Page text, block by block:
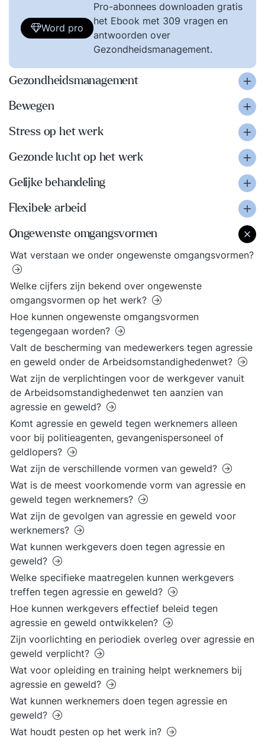
Word pro
Pro-abonnees downloaden gratis
het Ebook met 309 vragen en
antwoorden over
Gezondheidsmanagement.
Gezondheidsmanagement
Bewegen
Stress op het werk
Gezonde lucht op het werk
Gelijke behandeling
Flexibele arbeid
Ongewenste omgangsvormen
Wat verstaan we onder ongewenste omgangsvormen?
Welke cijfers zijn bekend over ongewenste
omgangsvormen op het werk?
Hoe kunnen ongewenste omgangsvormen
tegengegaan worden?
Valt de bescherming van medewerkers tegen agressie
en geweld onder de Arbeidsomstandighedenwet?
Wat zijn de verplichtingen voor de werkgever vanuit
de Arbeidsomstandighedenwet ten aanzien van
agressie en geweld?
Komt agressie en geweld tegen werknemers alleen
voor bij politieagenten, gevangenispersoneel of
geldlopers?
Wat zijn de verschillende vormen van geweld?
Wat is de meest voorkomende vorm van agressie en
geweld tegen werknemers?
Wat zijn de gevolgen van agressie en geweld voor
werknemers?
Wat kunnen werkgevers doen tegen agressie en
geweld?
Welke specifieke maatregelen kunnen werkgevers
treffen tegen agressie en geweld?
Hoe kunnen werkgevers effectief beleid tegen
agressie en geweld ontwikkelen?
Zijn voorlichting en periodiek overleg over agressie en
geweld verplicht?
Wat voor opleiding en training helpt werknemers bij
agressie en geweld?
Wat kunnen werknemers doen tegen agressie en
geweld?
Wat houdt pesten op het werk in?